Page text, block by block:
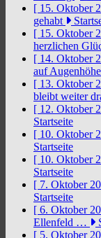
[ 15. Oktober
gehabt
[ 15. Oktober
herzlichen
[ 14. Oktober
auf Augenhöhe
[ 13. Oktober
bleibt weiter
[ 12. Oktober
Startseite
[ 10. Oktober
Startseite
[ 10. Oktober
Startseite
[ 7. Oktober
Startseite
[ 6. Oktober
Ellenfeld …
[ 5. Oktober